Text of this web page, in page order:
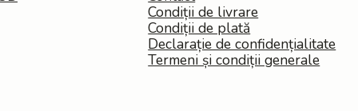
Condiții de livrare
Condiții de plată
Declarație de confidențialitate
Termeni și condiții generale